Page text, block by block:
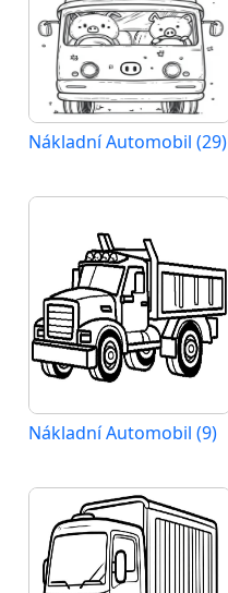
Nákladní Automobil (29)
Nákladní Automobil (9)